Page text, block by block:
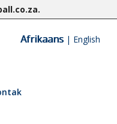
.
Afrikaans| English